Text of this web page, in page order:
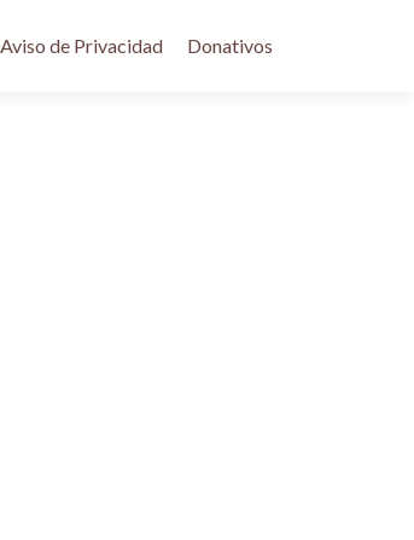
Aviso de Privacidad Donativos